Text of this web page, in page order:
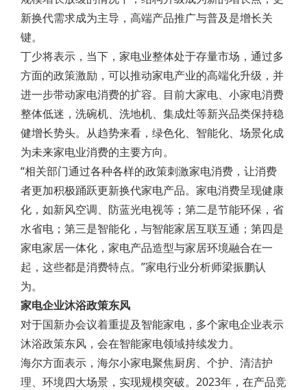
新换代需求成为主导，高端产品推广与普及是增长关
键。
丁少将表示，当下，家电业整体处于存量市场，通过多
方面的政策激励，可以推动家电产业的高端化升级，并
进一步带动家电消费的扩容。目前大家电、小家电消费
整体低迷，洗碗机、洗地机、集成灶等新兴品类保持稳
健增长势头。从趋势来看，绿色化、智能化、场景化成
为未来家电业消费的主要方向。
“相关部门通过各种各样的政策刺激家电消费，让消费
者更加积极踊跃更新换代家电产品。家电消费呈现健康
化，如新风空调、防蓝光电视等；第二是节能环保，省
水省电；第三是智能化，与智能家居互联互通；第四是
家电家居一体化，家电产品造型与家居环境融合在一
起，这些都是消费特点。”家电行业分析师梁振鹏认
为。
家电企业沐浴政策东风
对于国新办会议着重提及智能家电，多个家电企业表示
沐浴政策东风，会在智能家电领域持续发力。
海尔方面表示，海尔小家电聚焦厨房、个护、清洁护
理、环境四大场景，实现规模突破。2023年，在产品竞